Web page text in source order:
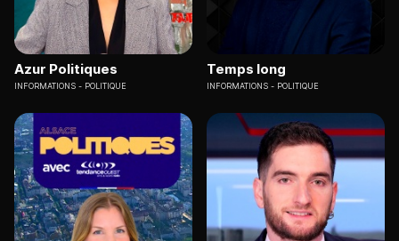
Azur Politiques
INFORMATIONS POLITIQUE
Temps long
INFORMATIONS POLITIQUE